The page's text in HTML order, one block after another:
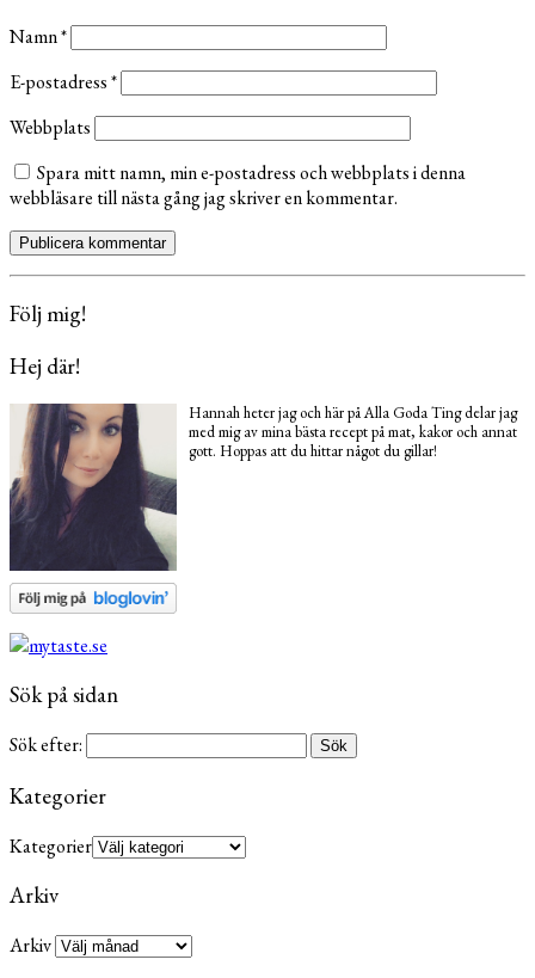
Namn*
E-postadress*
Webbplats
Spara mitt namn, min e-postadress och webbplats i denna
webbläsare till nästa gång jag skriver en kommentar.
Följ mig!
Hej där!
Hannah heter jag och här på Alla Goda Ting delar jag
med mig av mina bästa recept på mat, kakor och annat
gott. Hoppas att du hittar något du gillar!
Sök på sidan
Sök efter:
Kategorier
Kategorier
Arkiv
Arkiv